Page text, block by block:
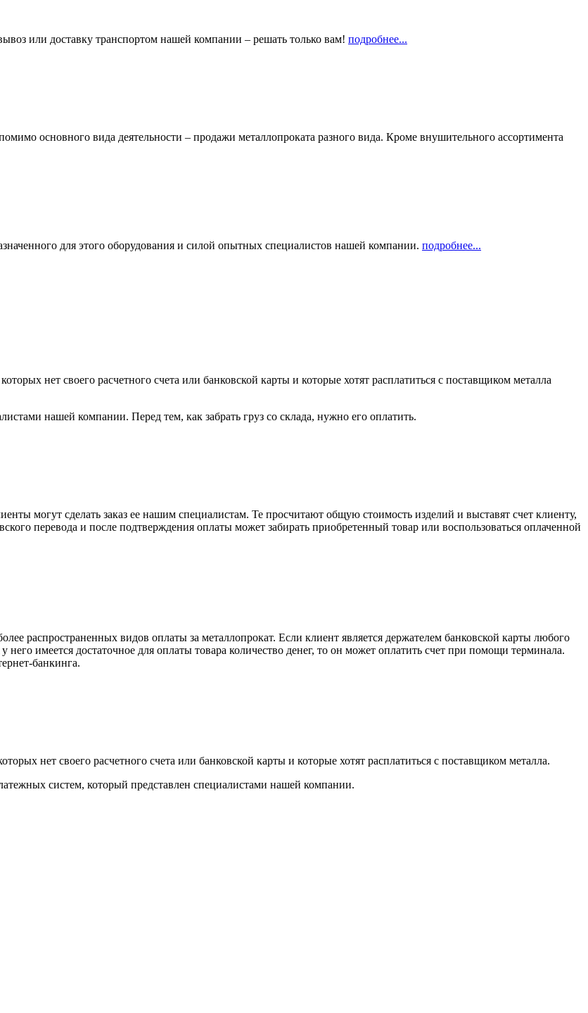
или доставку транспортом нашей компании – решать только вам! подробнее...
основного вида деятельности – продажи металлопроката разного вида. Кроме внушительного ассортимента
для этого оборудования и силой опытных специалистов нашей компании. подробнее...
нет своего расчетного счета или банковской карты и которые хотят расплатиться с поставщиком металла
нашей компании. Перед тем, как забрать груз со склада, нужно его оплатить.
могут сделать заказ ее нашим специалистам. Те просчитают общую стоимость изделий и выставят счет клиенту,
перевода и после подтверждения оплаты может забирать приобретенный товар или воспользоваться оплаченной
распространенных видов оплаты за металлопрокат. Если клиент является держателем банковской карты любого
него имеется достаточное для оплаты товара количество денег, то он может оплатить счет при помощи терминала.
банкинга.
нет своего расчетного счета или банковской карты и которые хотят расплатиться с поставщиком металла.
систем, который представлен специалистами нашей компании.